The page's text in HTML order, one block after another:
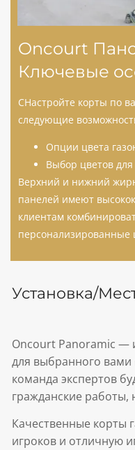
Oncourt
Ключевые
CНастройте корты по
следующие
Опции цвета
Выбор цветов для
Верхний и нижний
панелей имеют
клиентам
персонализированные
Установка/
Oncourt Panoramic —
для выбранного
команда экспертов
гражданские работы,
Качественные корты
игроков и отличную